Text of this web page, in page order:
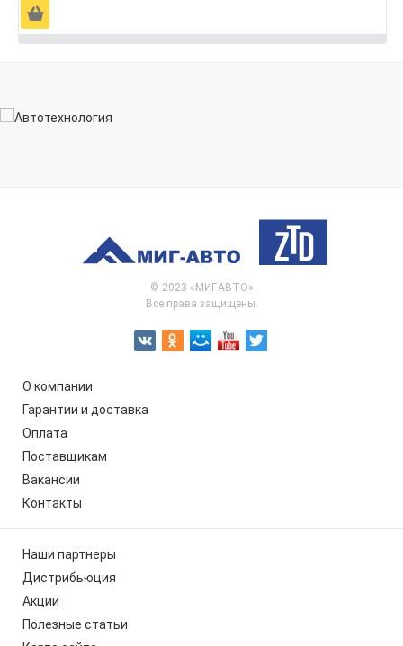
Ä
© 2023 «МИГ-АВТО»
Все права защищены.
О компании
Гарантии и доставка
Оплата
Поставщикам
Вакансии
Контакты
Наши партнеры
Дистрибьюция
Акции
Полезные статьи